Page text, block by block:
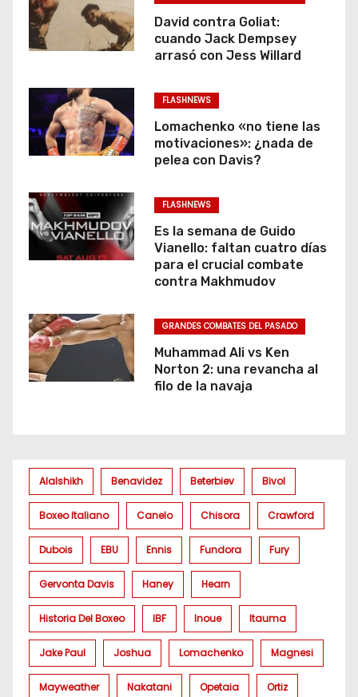
David contra Goliat:
cuando Jack Dempsey
arrasó con Jess Willard
FLASHNEWS
Lomachenko «no tiene las
motivaciones»: ¿nada de
pelea con Davis?
FLASHNEWS
Es la semana de Guido
Vianello: faltan cuatro días
para el crucial combate
contra Makhmudov
GRANDES COMBATES DEL PASADO
Muhammad Ali vs Ken
Norton 2: una revancha al
filo de la navaja
Alalshikh Benavidez Beterbiev Bivol
Boxeo Italiano Canelo Chisora Crawford
Dubois EBU Ennis Fundora Fury
Gervonta Davis Haney Hearn
Historia Del Boxeo IBF Inoue Itauma
Jake Paul Joshua Lomachenko Magnesi
Mayweather Nakatani Opetaia Ortiz